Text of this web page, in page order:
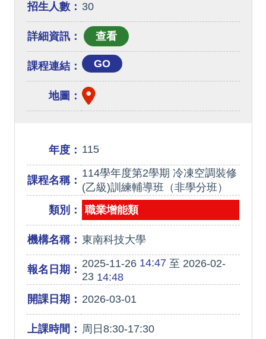
招生人數： 30
詳細資訊：
課程連結： GO
地圖：
年度： 115
課程名稱：
114學年度第2學期 冷凍空調裝修
(乙級)訓練輔導班（非學分班）
類別：
職業增能類
機構名稱： 東南科技大學
報名日期： 2025-11-2614:47 至 2026-02-
2314:48
開課日期： 2026-03-01
上課時間： 周日8:30-17:30